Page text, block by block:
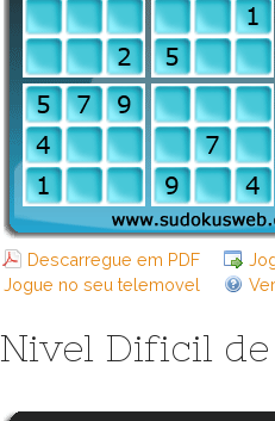
Descarregue em PDF
Jogue no seu telemovel
Nivel Dificil